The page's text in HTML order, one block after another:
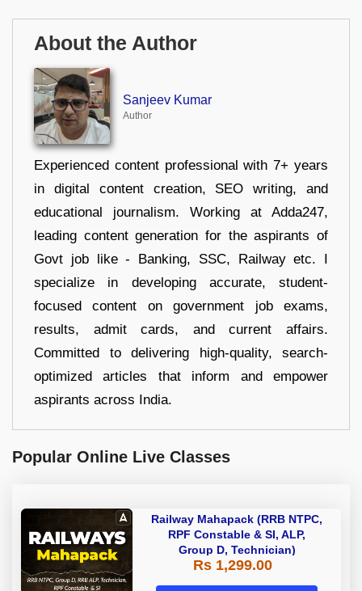
About the Author
Sanjeev Kumar
Author
Experienced content professional with 7+ years
in digital content creation, SEO writing, and
educational journalism. Working at Adda247,
leading content generation for the aspirants of
Govt job like - Banking, SSC, Railway etc. I
specialize in developing accurate, student-
focused content on government job exams,
results, admit cards, and current affairs.
Committed to delivering high-quality, search-
optimized articles that inform and empower
aspirants across India.
Popular Online Live Classes
Railway Mahapack (RRB NTPC,
RPF Constable & SI, ALP,
Group D, Technician)
Rs 1,299.00